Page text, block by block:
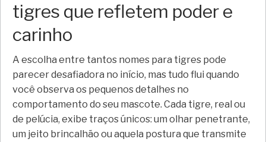
tigres que refletem poder e
carinho
A escolha entre tantos nomes para tigres pode
parecer desafiadora no início, mas tudo flui quando
você observa os pequenos detalhes no
comportamento do seu mascote. Cada tigre, real ou
de pelúcia, exibe traços únicos: um olhar penetrante,
um jeito brincalhão ou aquela postura que transmite